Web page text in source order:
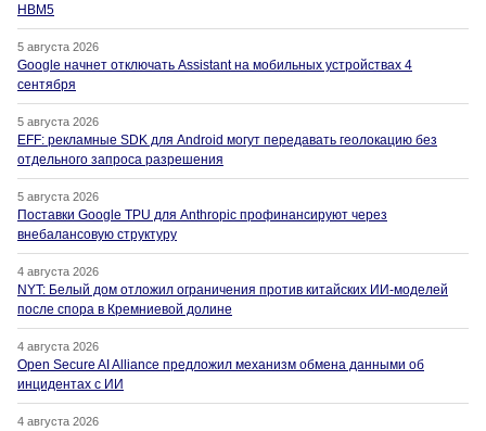
HBM5
5 августа 2026
Google начнет отключать Assistant на мобильных устройствах 4
сентября
5 августа 2026
EFF: рекламные SDK для Android могут передавать геолокацию без
отдельного запроса разрешения
5 августа 2026
Поставки Google TPU для Anthropic профинансируют через
внебалансовую структуру
4 августа 2026
NYT: Белый дом отложил ограничения против китайских ИИ-моделей
после спора в Кремниевой долине
4 августа 2026
Open Secure AI Alliance предложил механизм обмена данными об
инцидентах с ИИ
4 августа 2026